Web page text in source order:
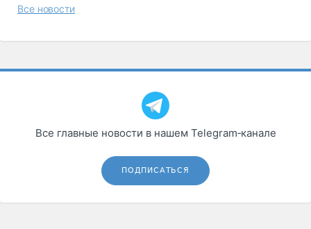
Все новости
Все главные новости в нашем Telegram‑канале
ПОДПИСАТЬСЯ